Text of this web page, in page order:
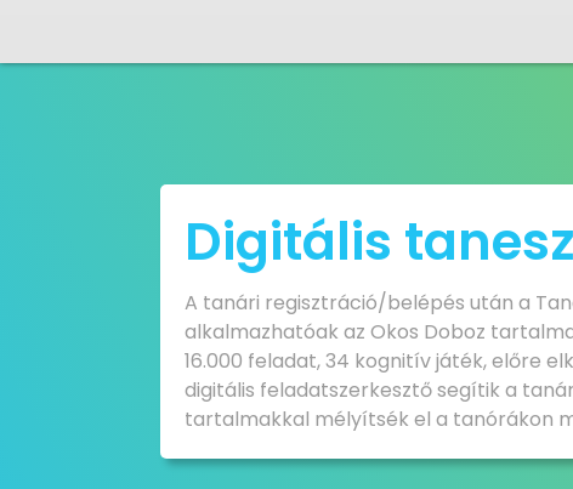
Digitális
A tanári regisztráció/belépés után a
alkalmazhatóak az Okos Doboz
16.000 feladat, 34 kognitív játék, előre
digitális feladatszerkesztő segítik a
tartalmakkal mélyítsék el a tanórákon